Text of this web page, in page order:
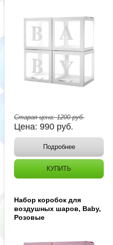
Старая цена:1200руб.
Цена:990 руб.
Подробнее
КУПИТЬ
Набор коробок для
воздушных шаров, Baby,
Розовые